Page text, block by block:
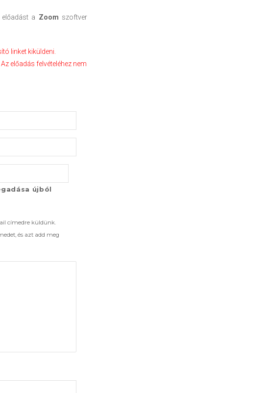
a Zoom szoftver
linket kiküldeni.
előadás felvételéhez nem
újból
címedre küldünk.
és azt add meg